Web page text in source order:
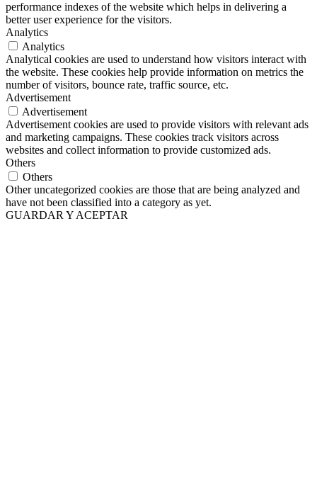
performance indexes of the website which helps in delivering a
better user experience for the visitors.
Analytics
Analytics
Analytical cookies are used to understand how visitors interact with
the website. These cookies help provide information on metrics the
number of visitors, bounce rate, traffic source, etc.
Advertisement
Advertisement
Advertisement cookies are used to provide visitors with relevant ads
and marketing campaigns. These cookies track visitors across
websites and collect information to provide customized ads.
Others
Others
Other uncategorized cookies are those that are being analyzed and
have not been classified into a category as yet.
GUARDAR Y ACEPTAR